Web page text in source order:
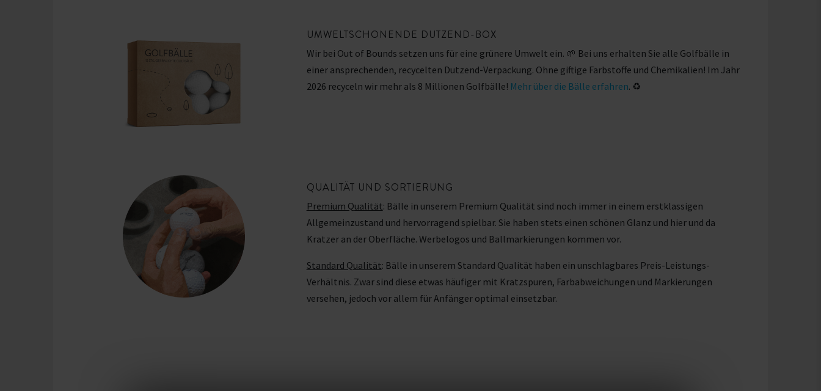
UMWELTSCHONENDE DUTZEND-BOX
Wir bei Out of Bounds setzen uns für eine grünere Umwelt ein. 🌱 Bei uns erhalten Sie alle Golfbälle in
einer ansprechenden, recycelten Dutzend-Verpackung. Ohne giftige Farbstoffe und Chemikalien! Im Jahr
2026 recyceln wir mehr als 8 Millionen Golfbälle! Mehr über die Bälle erfahren. ♻
QUALITÄT UND SORTIERUNG
Premium Qualität: Bälle in unserem Premium Qualität sind noch immer in einem erstklassigen
Allgemeinzustand und hervorragend spielbar. Sie haben stets einen schönen Glanz und hier und da
Kratzer an der Oberfläche. Werbelogos und Ballmarkierungen kommen vor.
Standard Qualität: Bälle in unserem Standard Qualität haben ein unschlagbares Preis-Leistungs-
Verhältnis. Zwar sind diese etwas häufiger mit Kratzspuren, Farbabweichungen und Markierungen
versehen, jedoch vor allem für Anfänger optimal einsetzbar.